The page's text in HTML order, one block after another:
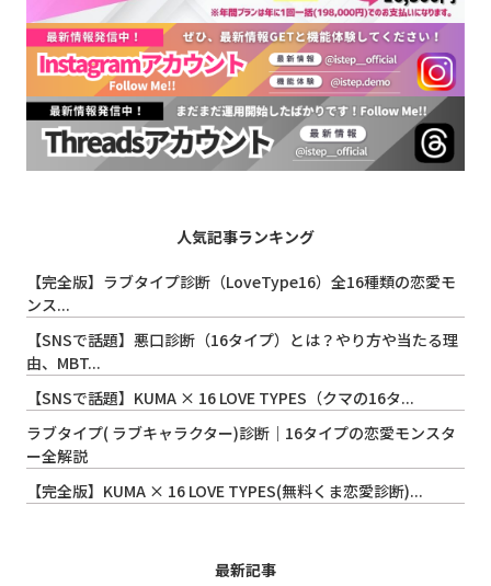
人気記事ランキング
【完全版】ラブタイプ診断（LoveType16）全16種類の恋愛モ
ンス...
【SNSで話題】悪口診断（16タイプ）とは？やり方や当たる理
由、MBT...
【SNSで話題】KUMA × 16 LOVE TYPES（クマの16タ...
ラブタイプ( ラブキャラクター)診断｜16タイプの恋愛モンスタ
ー全解説
【完全版】KUMA × 16 LOVE TYPES(無料くま恋愛診断)...
最新記事